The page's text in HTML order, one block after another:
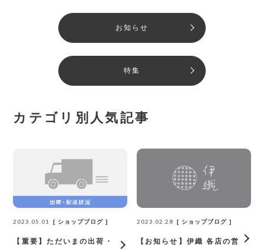
お知らせ
特集
カテゴリ別人気記事
2023.05.01 ショップブログ
【重要】ただいまの出荷・
2023.02.28 ショップブログ
【お知らせ】伊織 各店の営